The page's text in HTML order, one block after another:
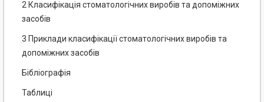
2 Класифікація стоматологічних виробів та допоміжних
засобів
3 Приклади класифікації стоматологічних виробів та
допоміжних засобів
Бібліографія
Таблиці